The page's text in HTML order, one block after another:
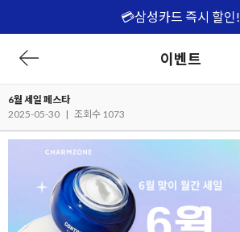
💳삼성카드 즉시 할인!
이벤트
6월 세일 페스타
2025-05-30 | 조회수 1073